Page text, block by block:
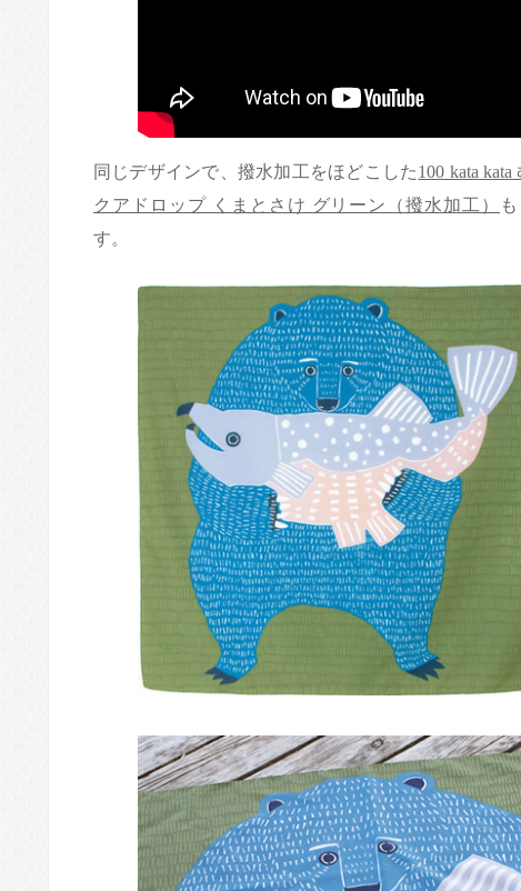
同じデザインで、撥水加工をほどこした100 kata
クアドロップ くまとさけ グリーン（撥水加工）
す。